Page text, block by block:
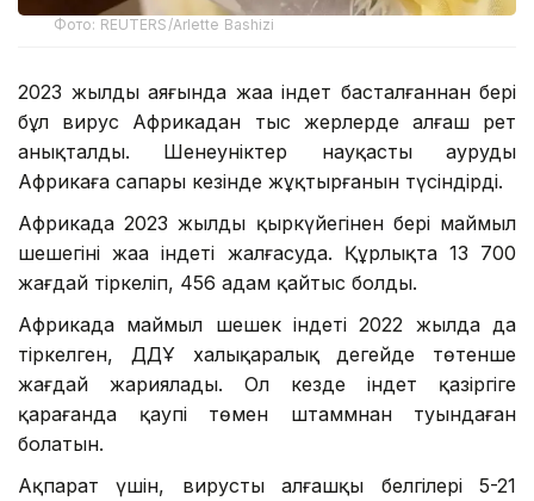
Фото: REUTERS/Arlette Bashizi
2023 жылдың аяғында жаңа індет басталғаннан бері
бұл вирус Африкадан тыс жерлерде алғаш рет
анықталды. Шенеуніктер науқастың ауруды
Африкаға сапары кезінде жұқтырғанын түсіндірді.
Африкада 2023 жылдың қыркүйегінен бері маймыл
шешегінің жаңа індеті жалғасуда. Құрлықта 13 700
жағдай тіркеліп, 456 адам қайтыс болды.
Африкада маймыл шешек індеті 2022 жылда да
тіркелген, ДДҰ халықаралық деңгейде төтенше
жағдай жариялады. Ол кезде індет қазіргіге
қарағанда қаупі төмен штаммнан туындаған
болатын.
Ақпарат үшін, вирустың алғашқы белгілері 5-21